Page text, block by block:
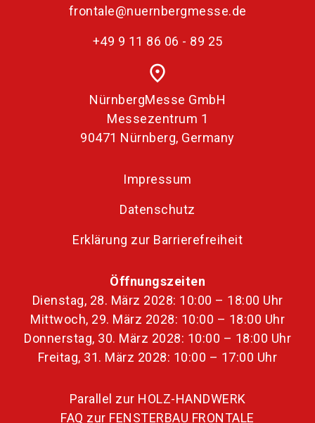
frontale@nuernbergmesse.de
+49 9 11 86 06 - 89 25
place
NürnbergMesse GmbH
Messezentrum 1
90471 Nürnberg, Germany
Impressum
Datenschutz
Erklärung zur Barrierefreiheit
Öffnungszeiten
Dienstag, 28. März 2028: 10:00 – 18:00 Uhr
Mittwoch, 29. März 2028: 10:00 – 18:00 Uhr
Donnerstag, 30. März 2028: 10:00 – 18:00 Uhr
Freitag, 31. März 2028: 10:00 – 17:00 Uhr
Parallel zur HOLZ-HANDWERK
FAQ zur FENSTERBAU FRONTALE